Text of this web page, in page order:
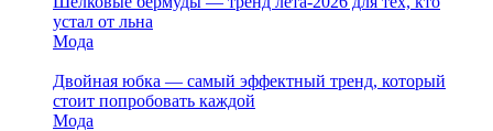
устал от льна
Мода
Двойная юбка — самый эффектный тренд, который
стоит попробовать каждой
Мода